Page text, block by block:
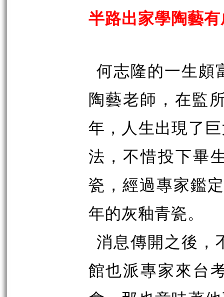
半路出家學陶藝
何志隆的一生頗
陶藝老師，在監
年，人生出現了
法，不惜投下畢
瓷，經過專家鑑
年的灰釉青瓷。
消息傳開之後，
館也派專家來台